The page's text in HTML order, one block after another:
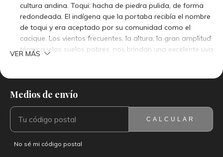
cultura andina. Toqui: hacha de piedra pulida, de forma
redondeada. El indígena que la portaba recibía el nombre
de toqui y era aceptado por su comunidad como el
cacique. Los vientos frecuentes, la altura, la gran amplitud
térmica y los suelos pobres, nos brindan una excelente uva
Color muy intenso y característico de la region. En nariz es
floral e intenso. Sabor fuerte y levemente dulce.
Equilibrado, especiado y aromático con buen final.
VER MÁS
ENTREGAS PARA EL CP:
Medios de envío
CALCULAR
No sé mi código postal